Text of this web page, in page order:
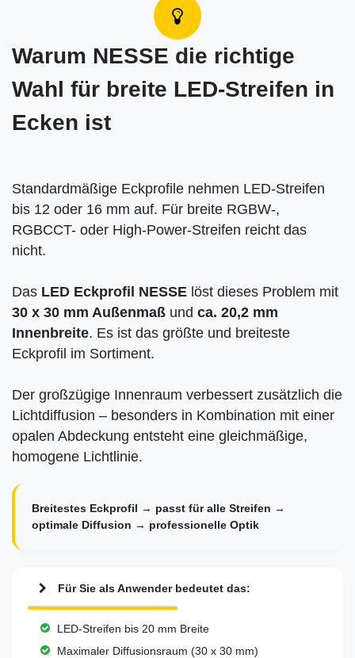
Warum NESSE die richtige
Wahl für breite LED-Streifen in
Ecken ist
Standardmäßige Eckprofile nehmen LED-Streifen
bis 12 oder 16 mm auf. Für breite RGBW-,
RGBCCT- oder High-Power-Streifen reicht das
nicht.
Das LED Eckprofil NESSE löst dieses Problem mit
30 x 30 mm Außenmaß und ca. 20,2 mm
Innenbreite. Es ist das größte und breiteste
Eckprofil im Sortiment.
Der großzügige Innenraum verbessert zusätzlich die
Lichtdiffusion – besonders in Kombination mit einer
opalen Abdeckung entsteht eine gleichmäßige,
homogene Lichtlinie.
Breitestes Eckprofil → passt für alle Streifen →
optimale Diffusion → professionelle Optik
Für Sie als Anwender bedeutet das:
LED-Streifen bis 20 mm Breite
Maximaler Diffusionsraum (30 x 30 mm)